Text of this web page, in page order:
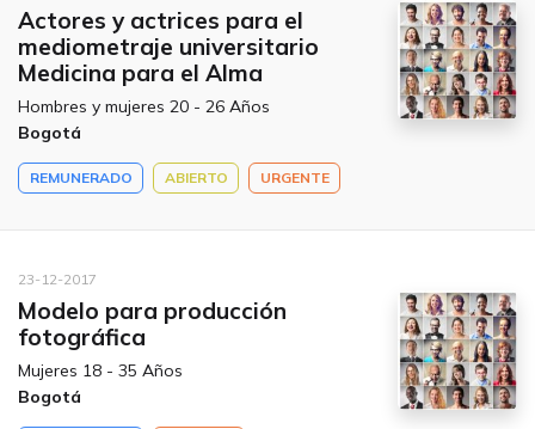
Actores y actrices para el
mediometraje universitario
Medicina para el Alma
Hombres y mujeres 20 - 26 Años
Bogotá
REMUNERADO ABIERTO URGENTE
23-12-2017
Modelo para producción
fotográfica
Mujeres 18 - 35 Años
Bogotá